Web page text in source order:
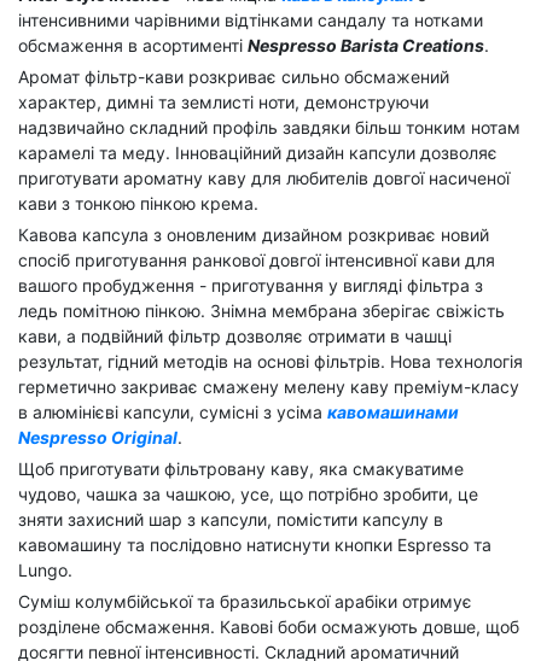
інтенсивними чарівними відтінками сандалу та нотками
обсмаження в асортименті Nespresso Barista Creations.
Аромат фільтр-кави розкриває сильно обсмажений
характер, димні та землисті ноти, демонструючи
надзвичайно складний профіль завдяки більш тонким нотам
карамелі та меду. Інноваційний дизайн капсули дозволяє
приготувати ароматну каву для любителів довгої насиченої
кави з тонкою пінкою крема.
Кавова капсула з оновленим дизайном розкриває новий
спосіб приготування ранкової довгої інтенсивної кави для
вашого пробудження - приготування у вигляді фільтра з
ледь помітною пінкою. Знімна мембрана зберігає свіжість
кави, а подвійний фільтр дозволяє отримати в чашці
результат, гідний методів на основі фільтрів. Нова технологія
герметично закриває смажену мелену каву преміум-класу
в алюмінієві капсули, сумісні з усіма кавомашинами
Nespresso Original.
Щоб приготувати фільтровану каву, яка смакуватиме
чудово, чашка за чашкою, усе, що потрібно зробити, це
зняти захисний шар з капсули, помістити капсулу в
кавомашину та послідовно натиснути кнопки Espresso та
Lungo.
Суміш колумбійської та бразильської арабіки отримує
розділене обсмаження. Кавові боби осмажують довше, щоб
досягти певної інтенсивності. Складний ароматичний